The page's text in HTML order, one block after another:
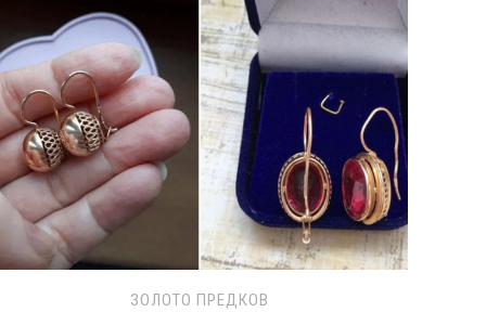
ЗОЛОТО ПРЕДКОВ